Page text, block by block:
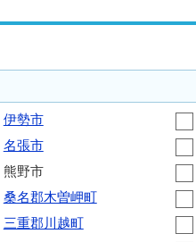
伊勢市
名張市
熊野市
桑名郡木曽岬町
三重郡川越町